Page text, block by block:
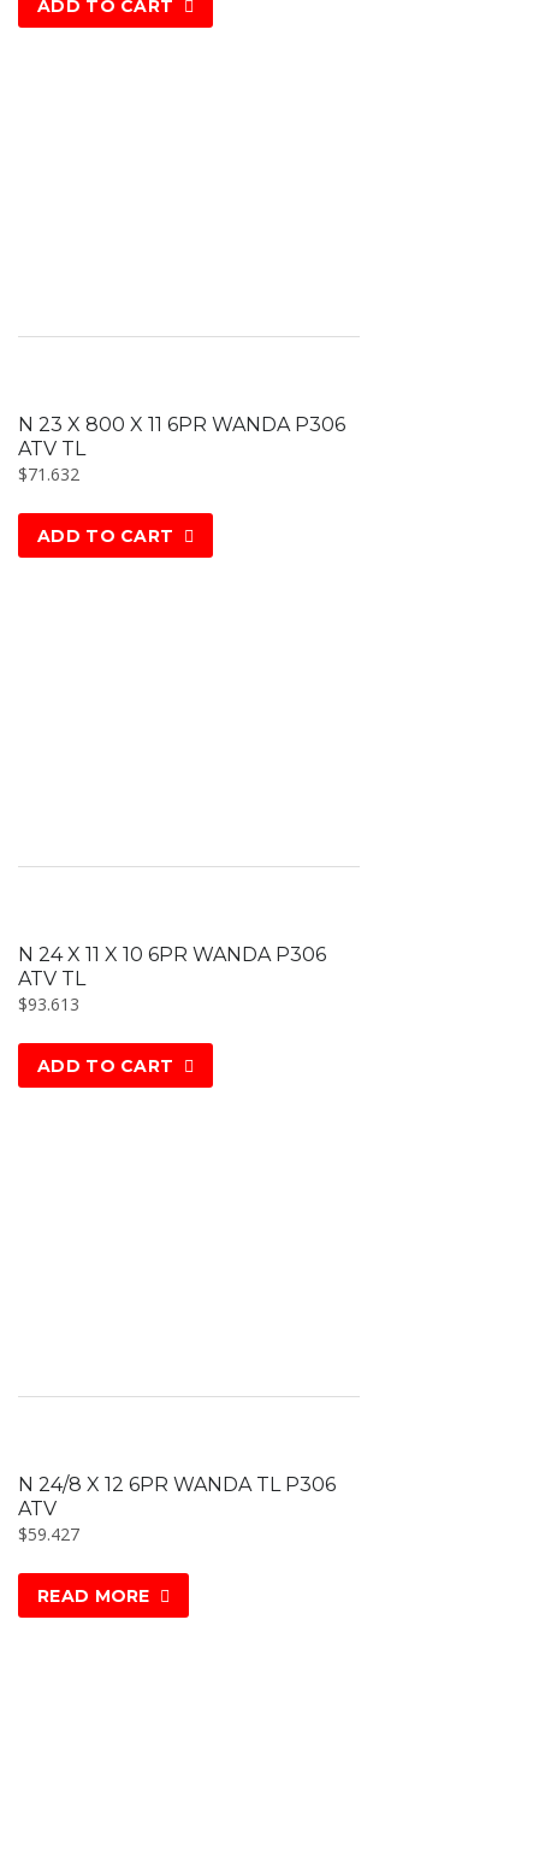
ADD TO CART
N 23 X 800 X 11 6PR WANDA P306
ATV TL
$71.632
ADD TO CART
N 24 X 11 X 10 6PR WANDA P306
ATV TL
$93.613
ADD TO CART
N 24/8 X 12 6PR WANDA TL P306
ATV
$59.427
READ MORE